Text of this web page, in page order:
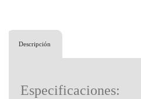
Descripción
Especificaciones: